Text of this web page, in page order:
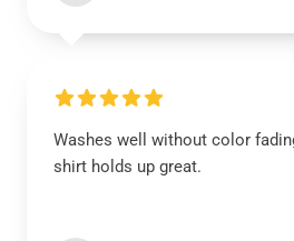
Washes well without color
shirt holds up great.